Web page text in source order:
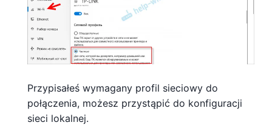
Przypisałeś wymagany profil sieciowy do
połączenia, możesz przystąpić do konfiguracji
sieci lokalnej.